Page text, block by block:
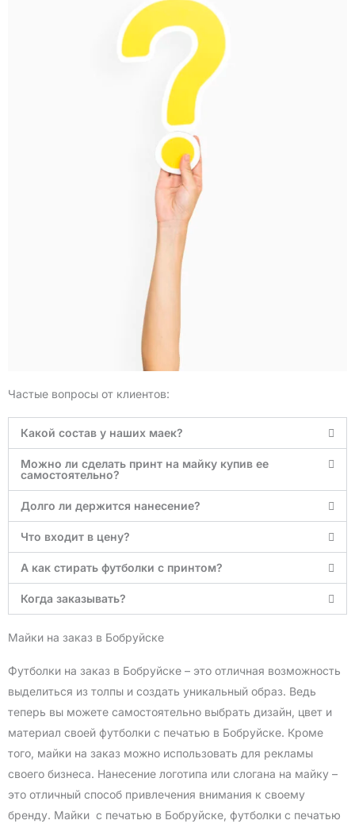
Частые вопросы от клиентов:
Какой состав у наших маек?
Можно ли сделать принт на майку купив ее
самостоятельно?
Долго ли держится нанесение?
Что входит в цену?
А как стирать футболки с принтом?
Когда заказывать?
Майки на заказ в Бобруйске
Футболки на заказ в Бобруйске – это отличная возможность
выделиться из толпы и создать уникальный образ. Ведь
теперь вы можете самостоятельно выбрать дизайн, цвет и
материал своей футболки с печатью в Бобруйске. Кроме
того, майки на заказ можно использовать для рекламы
своего бизнеса. Нанесение логотипа или слогана на майку –
это отличный способ привлечения внимания к своему
бренду. Майки с печатью в Бобруйске, футболки с печатью